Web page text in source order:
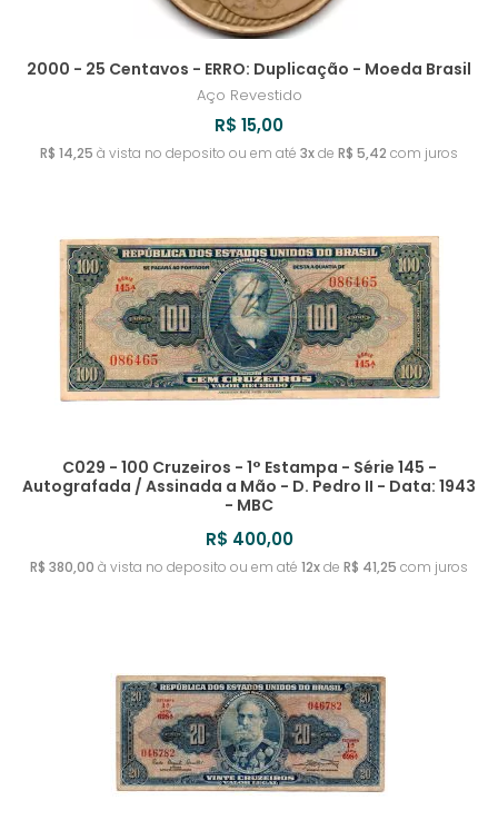
2000 - 25 Centavos - ERRO: Duplicação - Moeda Brasil
Aço Revestido
R$ 15,00
R$ 14,25 à vista no deposito ou em até 3xde R$ 5,42 com juros
C029 - 100 Cruzeiros - 1° Estampa - Série 145 -
Autografada / Assinada a Mão - D. Pedro II - Data: 1943
- MBC
R$ 400,00
R$ 380,00 à vista no deposito ou em até 12xde R$ 41,25 com juros